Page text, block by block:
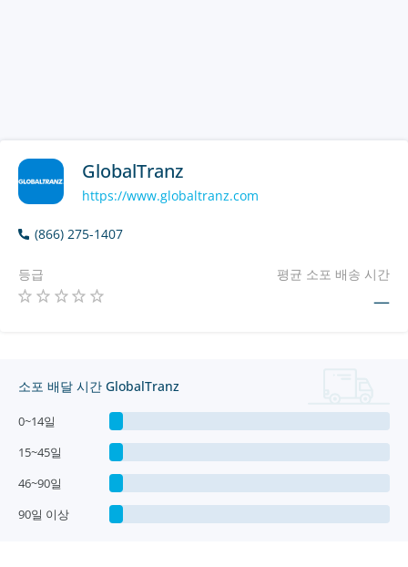
GlobalTranz
https://www.globaltranz.com
(866) 275-1407
등급 평균 소포 배송 시간
—
소포 배달 시간 GlobalTranz
0~14일
15~45일
46~90일
90일 이상